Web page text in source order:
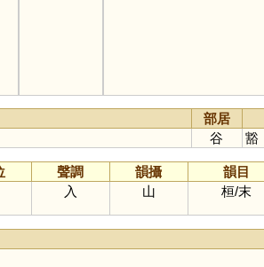
部居
谷 豁
聲調 韻攝 韻目
入 山 桓/末